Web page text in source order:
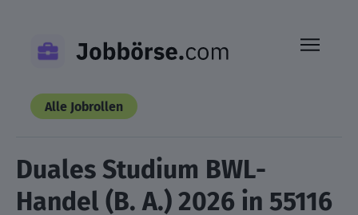
content
Alle Jobrollen
Duales Studium BWL-
Handel (B. A.) 2026 in 55116